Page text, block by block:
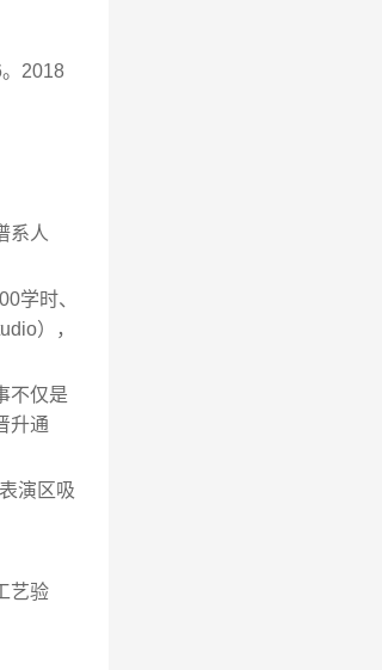
2018
系人
学时、
），
不仅是
升通
演区吸
艺验